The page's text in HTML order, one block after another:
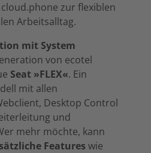
zur flexiblen
Arbeitsalltag.
mit System
von ecotel
Seat »FLEX«. Ein
mit allen
Desktop Control
und
mehr möchte, kann
Features wie